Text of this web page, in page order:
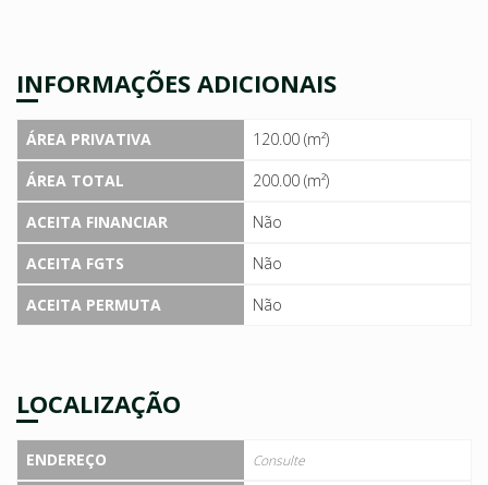
INFORMAÇÕES ADICIONAIS
ÁREA PRIVATIVA
120.00 (m²)
ÁREA TOTAL
200.00 (m²)
ACEITA FINANCIAR
Não
ACEITA FGTS
Não
ACEITA PERMUTA
Não
LOCALIZAÇÃO
ENDEREÇO Consulte